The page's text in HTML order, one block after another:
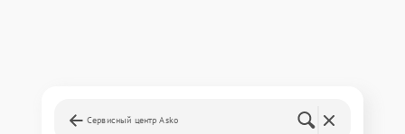
Сервисный центр Asko